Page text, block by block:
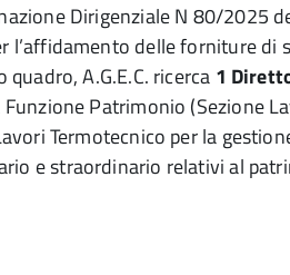
Dirigenziale N 80/2025
l’affidamento delle forniture di
A.G.E.C. ricerca 1
Patrimonio (Sezione
Termotecnico per la
e straordinario relativi al